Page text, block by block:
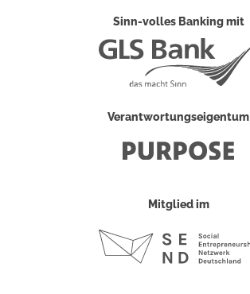
Sinn-volles Banking mit
Verantwortungseigentum
Mitglied im